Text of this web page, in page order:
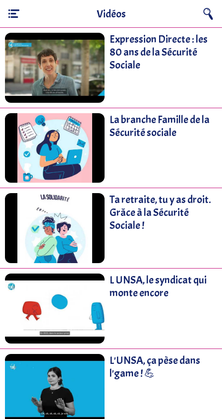
Vidéos
Expression Directe : les
80 ans de la Sécurité
Sociale
La branche Famille de la
Sécurité sociale
Ta retraite, tu y as droit.
Grâce à la Sécurité
Sociale !
L UNSA, le syndicat qui
monte encore
L'UNSA, ça pèse dans
l'game ! 💪